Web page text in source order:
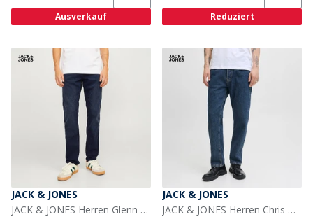
Ausverkauf Reduziert
JACK & JONES
JACK & JONES Herren Glenn Original SQ 260 Noos Jeans Blue Denim
JACK & JONES
JACK & JONES Herren Chris Original SQ 061 Jeans Blue Denim